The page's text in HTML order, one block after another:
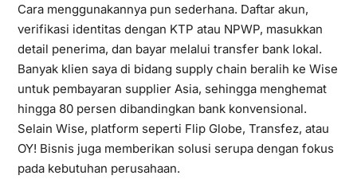
Cara menggunakannya pun sederhana. Daftar akun,
verifikasi identitas dengan KTP atau NPWP, masukkan
detail penerima, dan bayar melalui transfer bank lokal.
Banyak klien saya di bidang supply chain beralih ke Wise
untuk pembayaran supplier Asia, sehingga menghemat
hingga 80 persen dibandingkan bank konvensional.
Selain Wise, platform seperti Flip Globe, Transfez, atau
OY! Bisnis juga memberikan solusi serupa dengan fokus
pada kebutuhan perusahaan.